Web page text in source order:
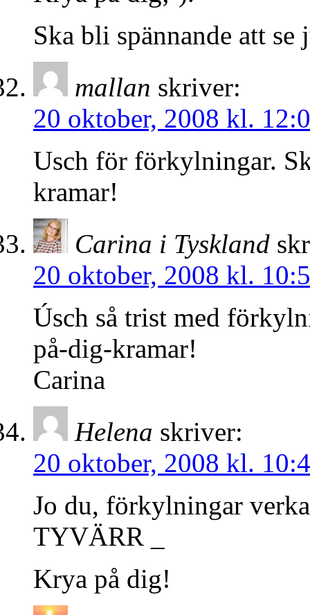
Ska bli spännande att se
mallan skriver:
20 oktober, 2008 kl.
Usch för förkylningar.
kramar!
Carina i Tyskland
20 oktober, 2008 kl.
Úsch så trist med
på-dig-kramar!
Carina
Helena skriver:
20 oktober, 2008 kl.
Jo du, förkylningar
TYVÄRR _
Krya på dig!